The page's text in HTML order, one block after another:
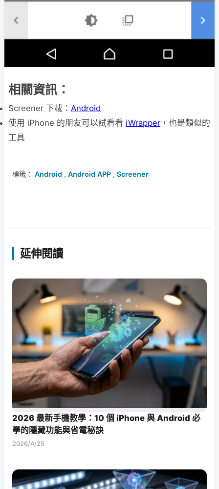
相關資訊：
Screener 下載： Android
使用 iPhone 的朋友可以試看看 iWrapper ，也是類似的
工具
標籤： Android , Android APP , Screener
延伸閱讀
2026 最新手機教學：10 個 iPhone 與 Android 必
學的隱藏功能與省電秘訣
2026/4/25